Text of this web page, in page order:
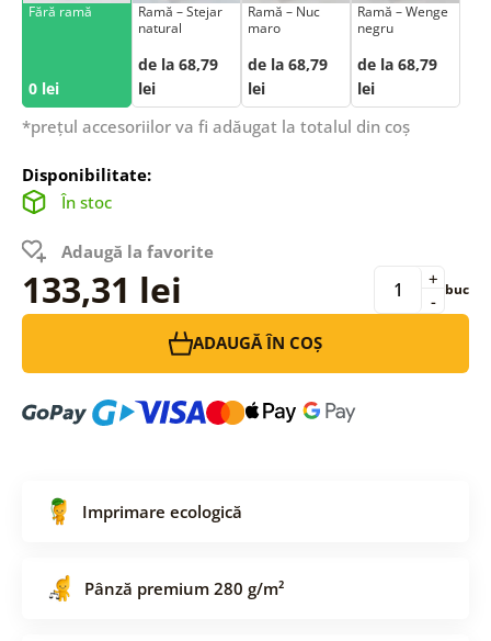
Fără ramă
0 lei
Ramă – Stejar
natural
de la 68,79
lei
Ramă – Nuc
maro
de la 68,79
lei
Ramă – Wenge
negru
de la 68,79
lei
*prețul accesoriilor va fi adăugat la totalul din coș
Disponibilitate:
În stoc
Adaugă la favorite
133,31 lei -
+ buc
ADAUGĂ ÎN COȘ
Imprimare ecologică
Pânză premium 280 g/m²